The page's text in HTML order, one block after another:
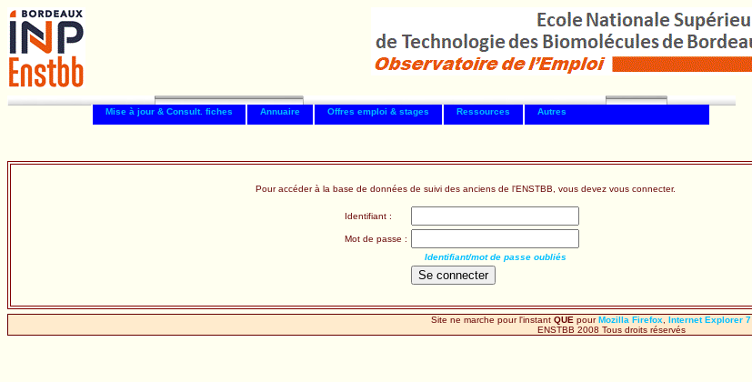
Mise à jour & Consult. fiches Annuaire Offres emploi & stages Ressources Autres
Pour accéder à la base de données de suivi des anciens de l'ENSTBB, vous devez vous connecter.
Identifiant :
Mot de passe :
Identifiant/mot de passe oubliés
Site ne marche pour l'instant QUE pourMozilla Firefox Internet Explorer 7
ENSTBB 2008 Tous droits réservés